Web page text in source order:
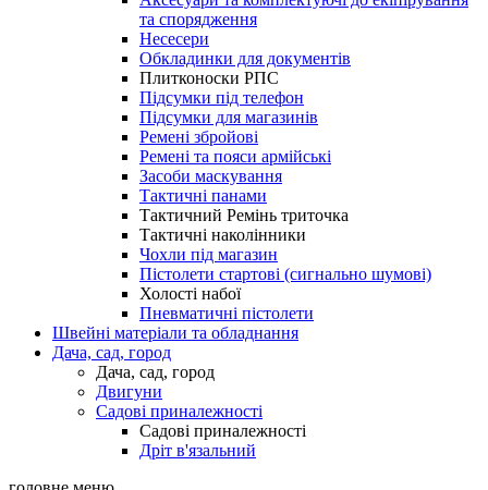
та спорядження
Несесери
Обкладинки для документів
Плитконоски РПС
Підсумки під телефон
Підсумки для магазинів
Ремені збройові
Ремені та пояси армійські
Засоби маскування
Тактичні панами
Тактичний Ремінь триточка
Тактичні наколінники
Чохли під магазин
Пістолети стартові (сигнально шумові)
Холості набої
Пневматичні пістолети
Швейні матеріали та обладнання
Дача, сад, город
Дача, сад, город
Двигуни
Садові приналежності
Садові приналежності
Дріт в'язальний